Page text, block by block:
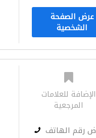
عرض الصفحة
الشخصية
الإضافة للعلامات
المرجعية
رقم الهاتف